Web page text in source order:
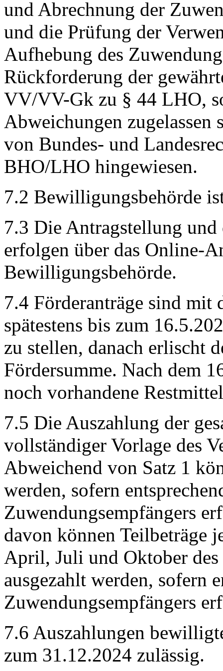
und Abrechnung der
und die Prüfung der
Aufhebung des
Rückforderung der
VV/VV-Gk zu § 44 LHO,
Abweichungen
von Bundes- und
BHO/LHO hingewiesen.
7.2 Bewilligungsbehörde
7.3 Die Antragstellung
erfolgen über das Online-
Bewilligungsbehörde.
7.4 Förderanträge sind mit
spätestens bis zum
zu stellen, danach erlischt
Fördersumme. Nach dem
noch vorhandene
7.5 Die Auszahlung der
vollständiger Vorlage des
Abweichend von Satz 1
werden, sofern
Zuwendungsempfängers
davon können Teilbeträge
April, Juli und Oktober
ausgezahlt werden, sofern
Zuwendungsempfängers
7.6 Auszahlungen
zum 31.12.2024 zulässig.